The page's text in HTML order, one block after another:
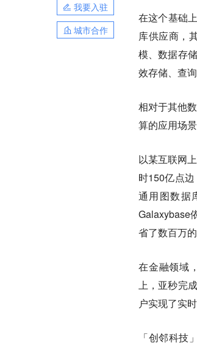
我要入驻
城市合作
在这个基础
库供应商，
模、数据存
效存储、查
相对于其他
算的应用场景
以某互联网
时150亿点
通用图数据
Galaxybase
省了数百万的
在金融领域，
上，亚秒完
户实现了实
「创邻科